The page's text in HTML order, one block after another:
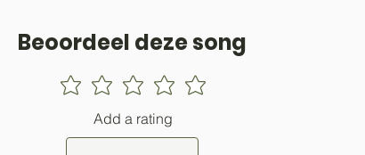
Beoordeel deze song
Add a rating